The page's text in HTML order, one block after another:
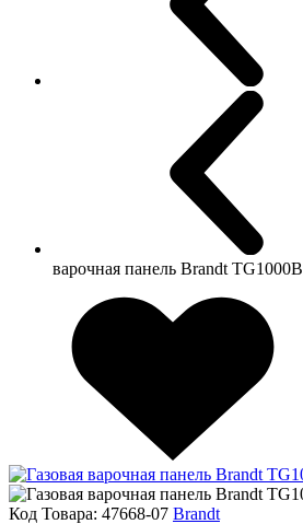
варочная панель Brandt TG1000B
Код Товара: 47668-07 Brandt